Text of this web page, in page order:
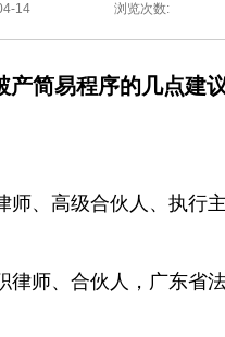
14 浏览次数:
产简易程序的几点建
、高级合伙人、执行
律师、合伙人，广东省